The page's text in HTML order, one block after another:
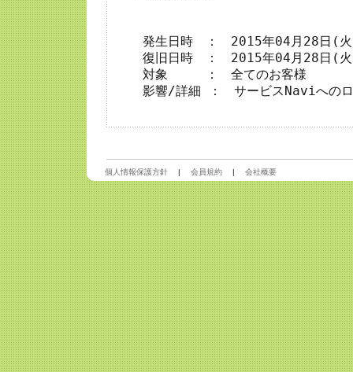
発生日時　：　2015年04月28日(
復旧日時　：　2015年04月28日(
対象　　　：　全てのお客様
影響/詳細 ：　サービスNaviへのロ
個人情報保護方針 | 会員規約 | 会社概要